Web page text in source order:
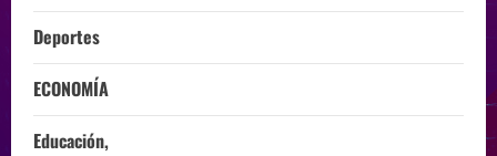
Deportes
ECONOMÍA
Educación,